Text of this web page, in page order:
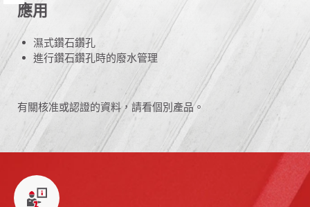
應用
濕式鑽石鑽孔
進行鑽石鑽孔時的廢水管理
有關核准或認證的資料，請看個別產品。